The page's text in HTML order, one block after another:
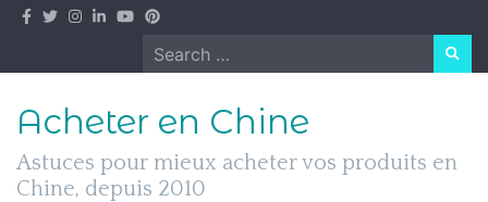
Skip
Search
for:
Acheter en Chine
Astuces pour mieux acheter vos produits en
Chine, depuis 2010